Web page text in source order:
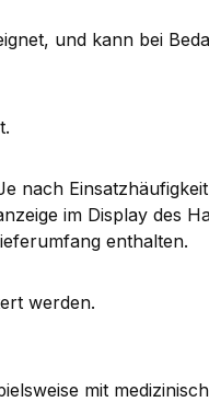
und kann bei
nach
im Display des
enthalten.
werden.
mit